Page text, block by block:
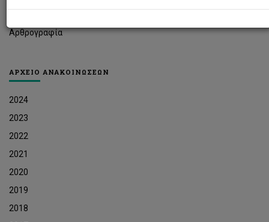
Αρθρογραφία
ΑΡΧΕΙΟ ΑΝΑΚΟΙΝΩΣΕΩΝ
2024
2023
2022
2021
2020
2019
2018